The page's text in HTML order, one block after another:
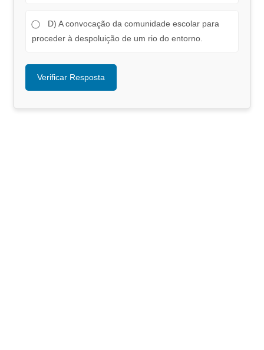
D) A convocação da comunidade escolar para
proceder à despoluição de um rio do entorno.
Verificar Resposta